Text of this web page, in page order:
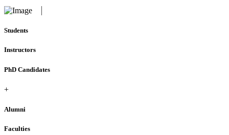
Students
Instructors
PhD Candidates
+
Alumni
Faculties